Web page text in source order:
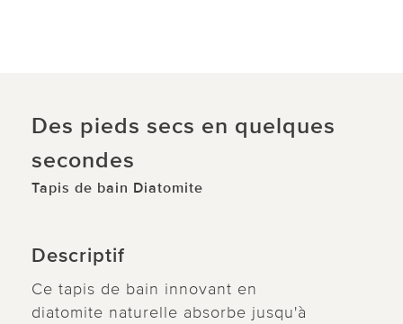
Des pieds secs en quelques
secondes
Tapis de bain Diatomite
Descriptif
Ce tapis de bain innovant en
diatomite naturelle absorbe jusqu'à